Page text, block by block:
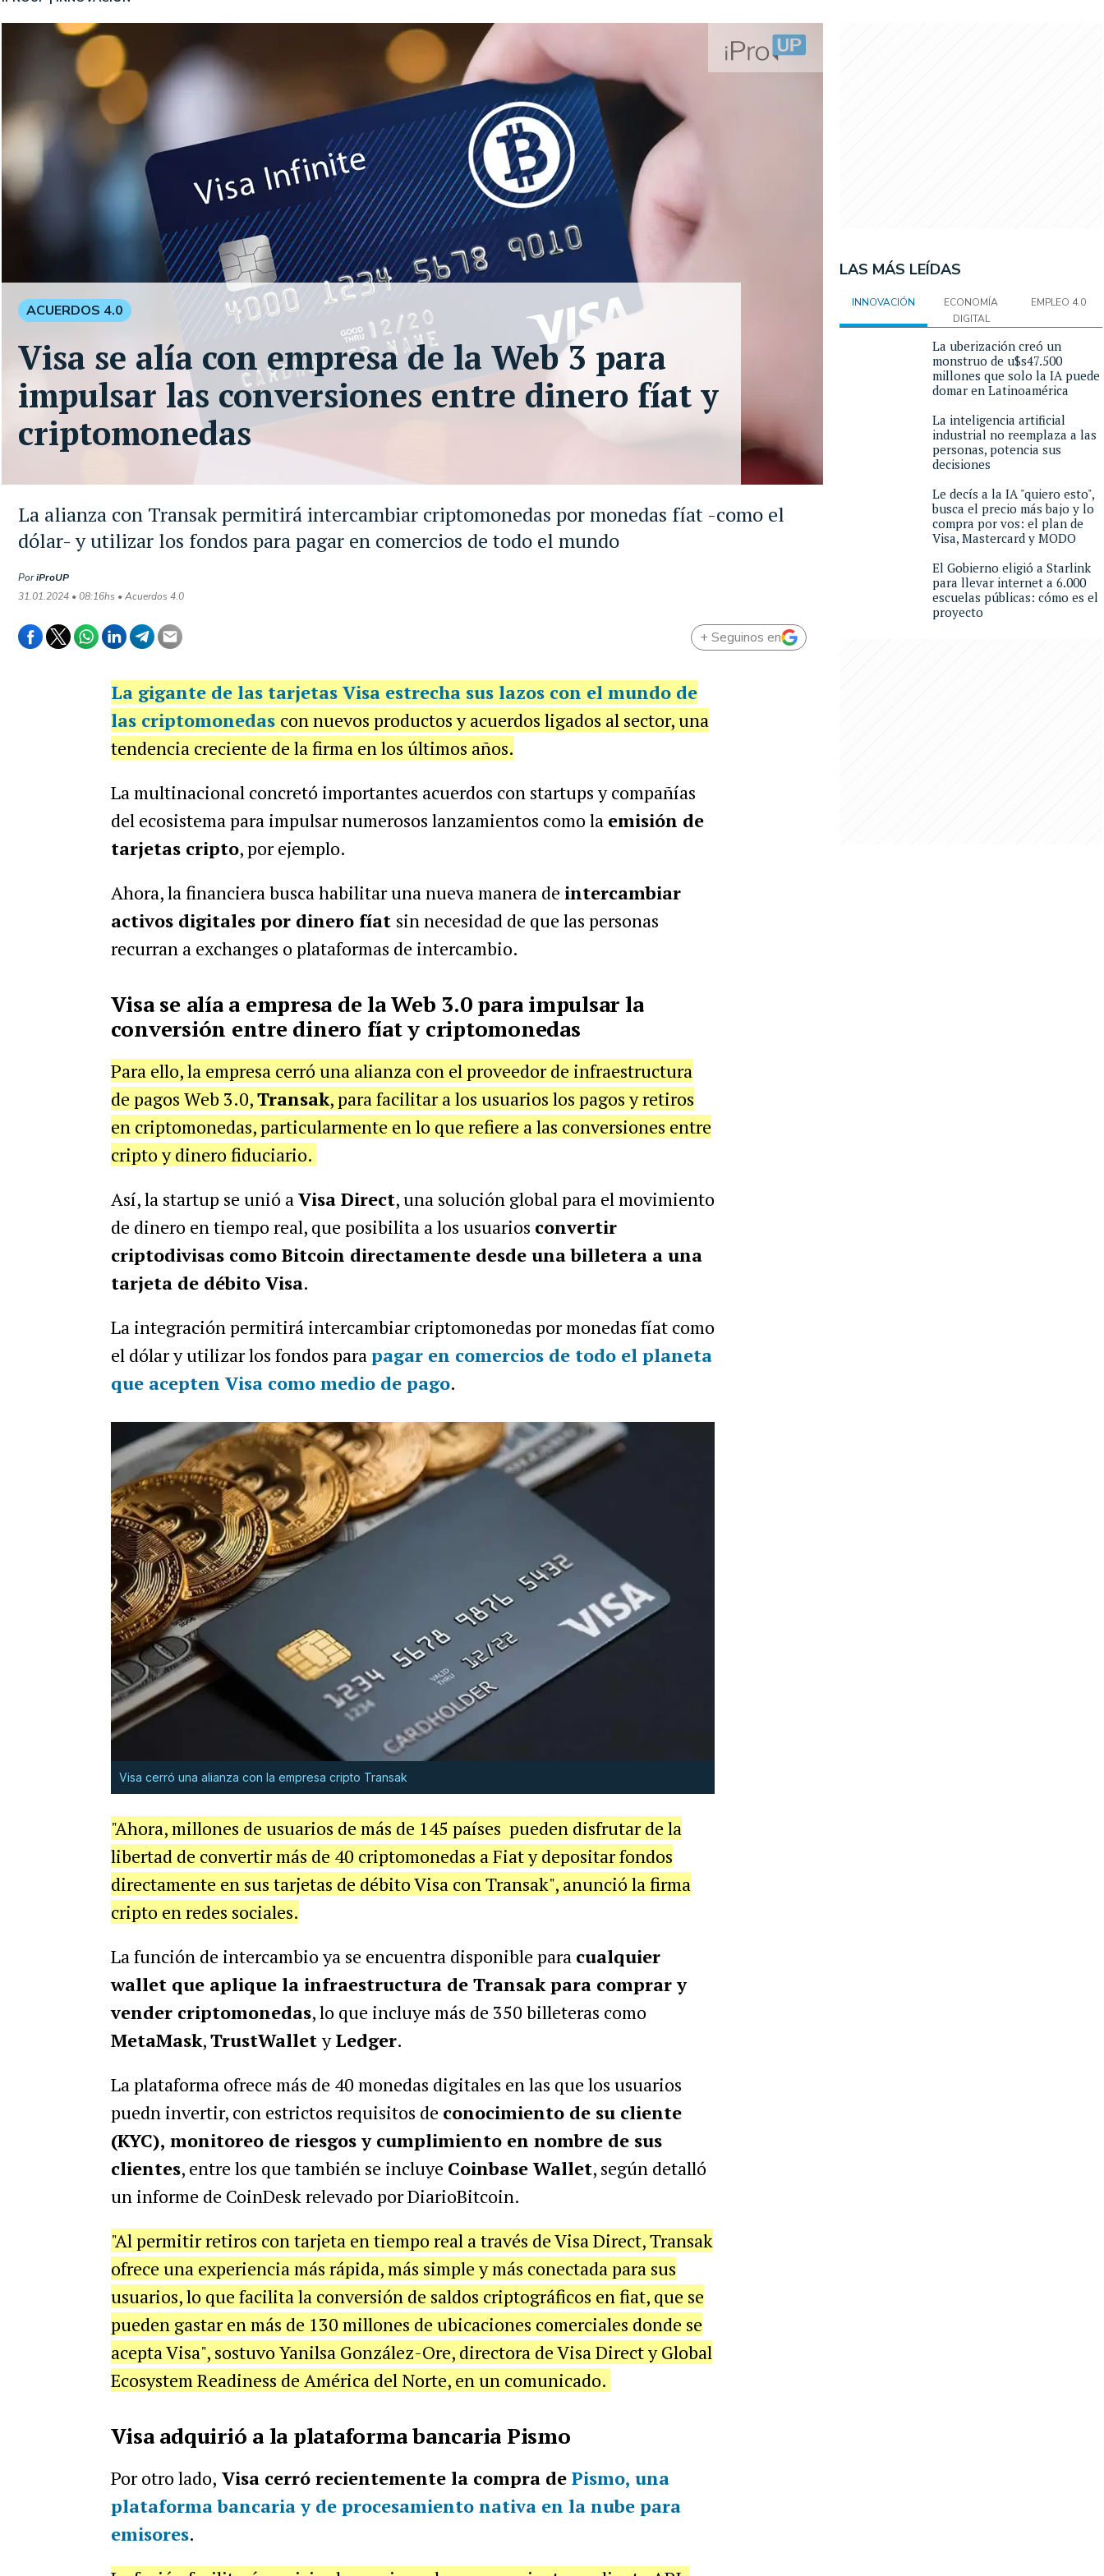
La alianza con Transak permitirá intercambiar criptomonedas por monedas fíat -como el
dólar- y utilizar los fondos para pagar en comercios de todo el mundo
PoriProUP
31.01.2024 • 08:16hs • Acuerdos 4.0
ACUERDOS 4.0
Visa se alía con empresa de la Web 3 para
impulsar las conversiones entre dinero fíat y
criptomonedas
+ Seguinos en
La gigante de las tarjetas Visa estrecha sus lazos con el mundo de
las criptomonedas con nuevos productos y acuerdos ligados al sector, una
tendencia creciente de la firma en los últimos años.
La multinacional concretó importantes acuerdos con startups y compañías
del ecosistema para impulsar numerosos lanzamientos como la emisión de
tarjetas cripto, por ejemplo.
Ahora, la financiera busca habilitar una nueva manera de intercambiar
activos digitales por dinero fíat sin necesidad de que las personas
recurran a exchanges o plataformas de intercambio.
Visa se alía a empresa de la Web 3.0 para impulsar la
conversión entre dinero fíat y criptomonedas
Para ello, la empresa cerró una alianza con el proveedor de infraestructura
de pagos Web 3.0,Transak, para facilitar a los usuarios los pagos y retiros
en criptomonedas, particularmente en lo que refiere a las conversiones entre
cripto y dinero fiduciario.
Así, la startup se unió aVisa Direct, una solución global para el movimiento
de dinero en tiempo real, que posibilita a los usuarios convertir
criptodivisas como Bitcoin directamente desde una billetera a una
tarjeta de débito Visa.
La integración permitirá intercambiar criptomonedas por monedas fíat como
el dólar y utilizar los fondos parapagar en comercios de todo el planeta
que acepten Visa como medio de pago.
Visa cerró una alianza con la empresa cripto Transak
"Ahora, millones de usuarios de más de 145 países pueden disfrutar de la
libertad de convertir más de 40 criptomonedas a Fiat y depositar fondos
directamente en sus tarjetas de débito Visa con Transak", anunció la firma
cripto en redes sociales.
La función de intercambio ya se encuentra disponible para cualquier
wallet que aplique la infraestructura de Transak para comprar y
vender criptomonedas, lo que incluye más de 350 billeteras como
MetaMask,TrustWalletyLedger.
La plataforma ofrece más de 40 monedas digitales en las que los usuarios
puedn invertir, con estrictos requisitos de conocimiento de su cliente
(KYC), monitoreo de riesgos y cumplimiento en nombre de sus
clientes, entre los que también se incluye Coinbase Wallet, según detalló
un informe de CoinDesk relevado por DiarioBitcoin.
"Al permitir retiros con tarjeta en tiempo real a través de Visa Direct, Transak
ofrece una experiencia más rápida, más simple y más conectada para sus
usuarios, lo que facilita la conversión de saldos criptográficos en fiat, que se
pueden gastar en más de 130 millones de ubicaciones comerciales donde se
acepta Visa", sostuvo Yanilsa González-Ore, directora de Visa Direct y Global
Ecosystem Readiness de América del Norte, en un comunicado.
Visa adquirió a la plataforma bancaria Pismo
Por otro lado, Visa cerró recientemente la compra de Pismo, una
plataforma bancaria y de procesamiento nativa en la nube para
emisores.
LAS MÁS LEÍDAS
INNOVACIÓN
ECONOMÍA
DIGITAL
EMPLEO 4.0
La uberización creó un
monstruo de u$s47.500
millones que solo la IA puede
domar en Latinoamérica
La inteligencia artificial
industrial no reemplaza a las
personas, potencia sus
decisiones
Le decís a la IA "quiero esto",
busca el precio más bajo y lo
compra por vos: el plan de
Visa, Mastercard y MODO
El Gobierno eligió a Starlink
para llevar internet a 6.000
escuelas públicas: cómo es el
proyecto